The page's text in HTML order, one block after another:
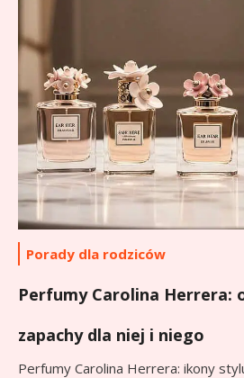
Porady dla rodziców
Perfumy Carolina Herrera:
zapachy dla niej i niego
Perfumy Carolina Herrera: ikony